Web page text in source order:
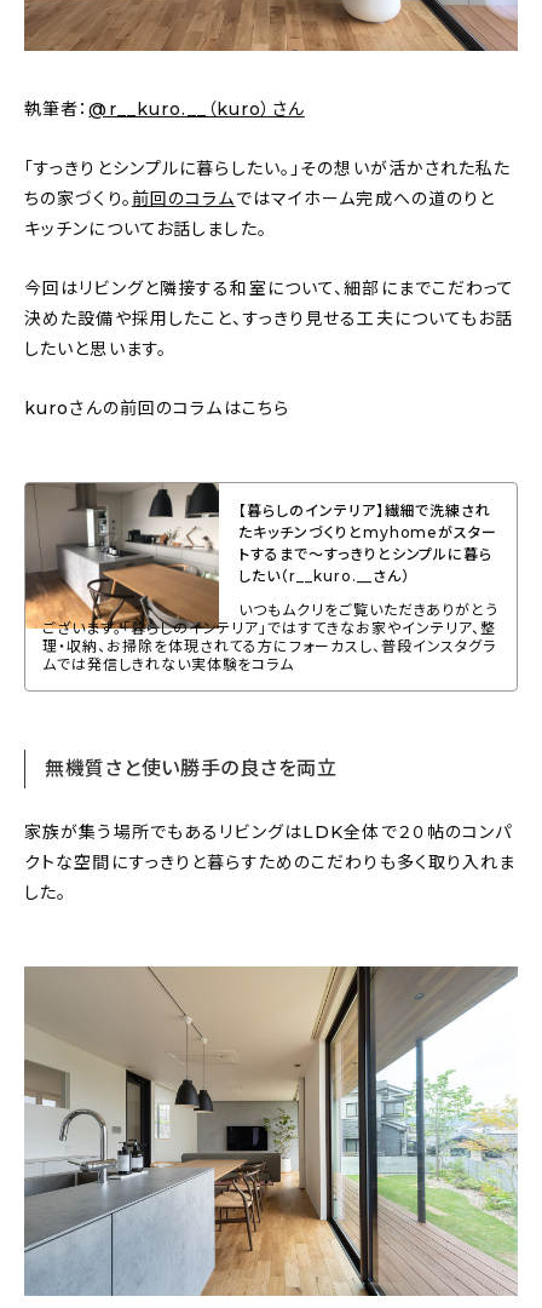
人気の記事
キッチン
ギフト
キッズ
会社概要
プライバシーポリシー
お問い合わせ
執筆者：@r__kuro.__（kuro）さん
「すっきりとシンプルに暮らしたい。」その想いが活かされた私た
ちの家づくり。 前回のコラムではマイホーム完成への道のりと
キッチンについてお話しました。
今回はリビングと隣接する和室について、細部にまでこだわって
決めた設備や採用したこと、すっきり見せる工夫についてもお話
したいと思います。
kuroさんの前回のコラムはこちら
【暮らしのインテリア】繊細で洗練され
たキッチンづくりとmyhomeがスター
トするまで〜すっきりとシンプルに暮ら
したい（r__kuro.__さん）
いつもムクリをご覧いただきありがとう
ございます。「暮らしのインテリア」ではすてきなお家やインテリア、整
理・収納、お掃除を体現されてる方にフォーカスし、普段インスタグラ
ムでは発信しきれない実体験をコラム
無機質さと使い勝手の良さを両立
家族が集う場所でもあるリビングはLDK全体で２０帖のコンパ
クトな空間にすっきりと暮らすためのこだわりも多く取り入れま
した。